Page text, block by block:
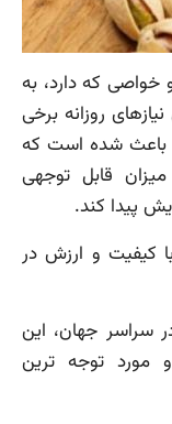
که دارد، به
روزانه برخی
باعث شده است که
قابل توجهی
پیدا کند.
کیفیت و ارزش در
سراسر جهان، این
مورد توجه ترین